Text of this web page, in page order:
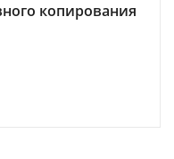
копирования